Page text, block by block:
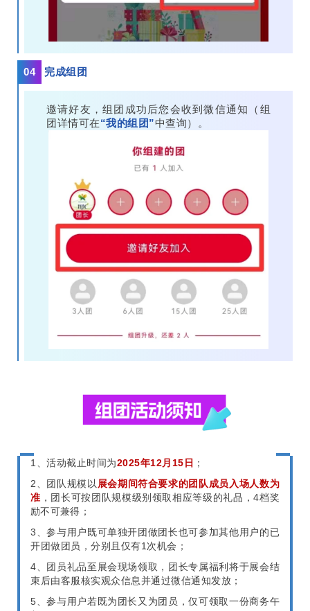
04 完成组团
邀请好友，组团成功后您会收到微信通知（组
团详情可在“我的组团”中查询）。
1、活动截止时间为2025年12月15日 ；
2、团队规模以展会期间符合要求的团队成员入场人数为
准 ，团长可按团队规模级别领取相应等级的礼品，4档奖
励不可兼得；
3、参与用户既可单独开团做团长也可参加其他用户的已
开团做团员，分别且仅有1次机会；
4、团员礼品至展会现场领取，团长专属福利将于展会结
束后由客服核实观众信息并通过微信通知发放；
5、参与用户若既为团长又为团员，仅可领取一份商务午